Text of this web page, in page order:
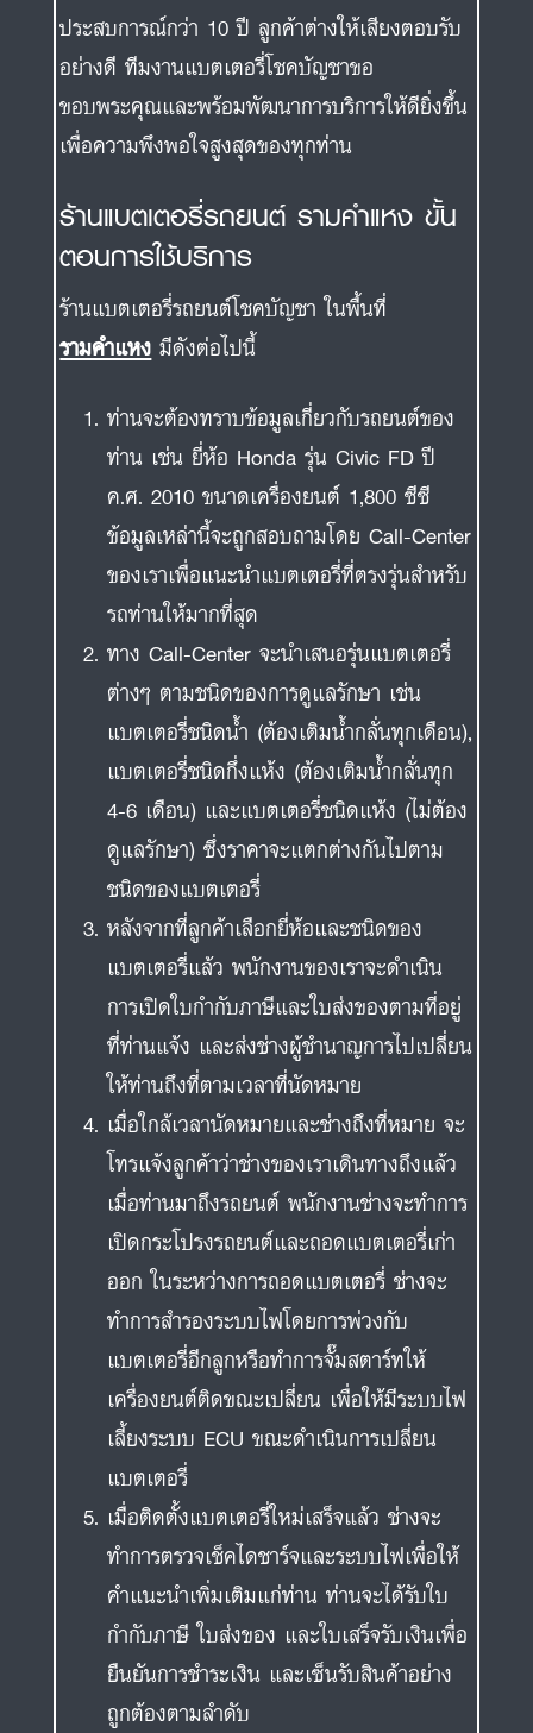
ประสบการณ์กว่า 10 ปี ลูกค้าต่างให้เสียงตอบรับ
อย่างดี ทีมงานแบตเตอรี่โชคบัญชาขอ
ขอบพระคุณและพร้อมพัฒนาการบริการให้ดียิ่งขึ้น
เพื่อความพึงพอใจสูงสุดของทุกท่าน
ร้านแบตเตอรี่รถยนต์ รามคำแหง ขั้น
ตอนการใช้บริการ
ร้านแบตเตอรี่รถยนต์โชคบัญชา ในพื้นที่
รามคำแหง มีดังต่อไปนี้
ท่านจะต้องทราบข้อมูลเกี่ยวกับรถยนต์ของ
ท่าน เช่น ยี่ห้อ Honda รุ่น Civic FD ปี
ค.ศ. 2010 ขนาดเครื่องยนต์ 1,800 ซีซี
ข้อมูลเหล่านี้จะถูกสอบถามโดย Call-Center
ของเราเพื่อแนะนำแบตเตอรี่ที่ตรงรุ่นสำหรับ
รถท่านให้มากที่สุด
ทาง Call-Center จะนำเสนอรุ่นแบตเตอรี่
ต่างๆ ตามชนิดของการดูแลรักษา เช่น
แบตเตอรี่ชนิดน้ำ (ต้องเติมน้ำกลั่นทุกเดือน),
แบตเตอรี่ชนิดกึ่งแห้ง (ต้องเติมน้ำกลั่นทุก
4-6 เดือน) และแบตเตอรี่ชนิดแห้ง (ไม่ต้อง
ดูแลรักษา) ซึ่งราคาจะแตกต่างกันไปตาม
ชนิดของแบตเตอรี่
หลังจากที่ลูกค้าเลือกยี่ห้อและชนิดของ
แบตเตอรี่แล้ว พนักงานของเราจะดำเนิน
การเปิดใบกำกับภาษีและใบส่งของตามที่อยู่
ที่ท่านแจ้ง และส่งช่างผู้ชำนาญการไปเปลี่ยน
ให้ท่านถึงที่ตามเวลาที่นัดหมาย
เมื่อใกล้เวลานัดหมายและช่างถึงที่หมาย จะ
โทรแจ้งลูกค้าว่าช่างของเราเดินทางถึงแล้ว
เมื่อท่านมาถึงรถยนต์ พนักงานช่างจะทำการ
เปิดกระโปรงรถยนต์และถอดแบตเตอรี่เก่า
ออก ในระหว่างการถอดแบตเตอรี่ ช่างจะ
ทำการสำรองระบบไฟโดยการพ่วงกับ
แบตเตอรี่อีกลูกหรือทำการจั๊มสตาร์ทให้
เครื่องยนต์ติดขณะเปลี่ยน เพื่อให้มีระบบไฟ
เลี้ยงระบบ ECU ขณะดำเนินการเปลี่ยน
แบตเตอรี่
เมื่อติดตั้งแบตเตอรี่ใหม่เสร็จแล้ว ช่างจะ
ทำการตรวจเช็คไดชาร์จและระบบไฟเพื่อให้
คำแนะนำเพิ่มเติมแก่ท่าน ท่านจะได้รับใบ
กำกับภาษี ใบส่งของ และใบเสร็จรับเงินเพื่อ
ยืนยันการชำระเงิน และเซ็นรับสินค้าอย่าง
ถูกต้องตามลำดับ